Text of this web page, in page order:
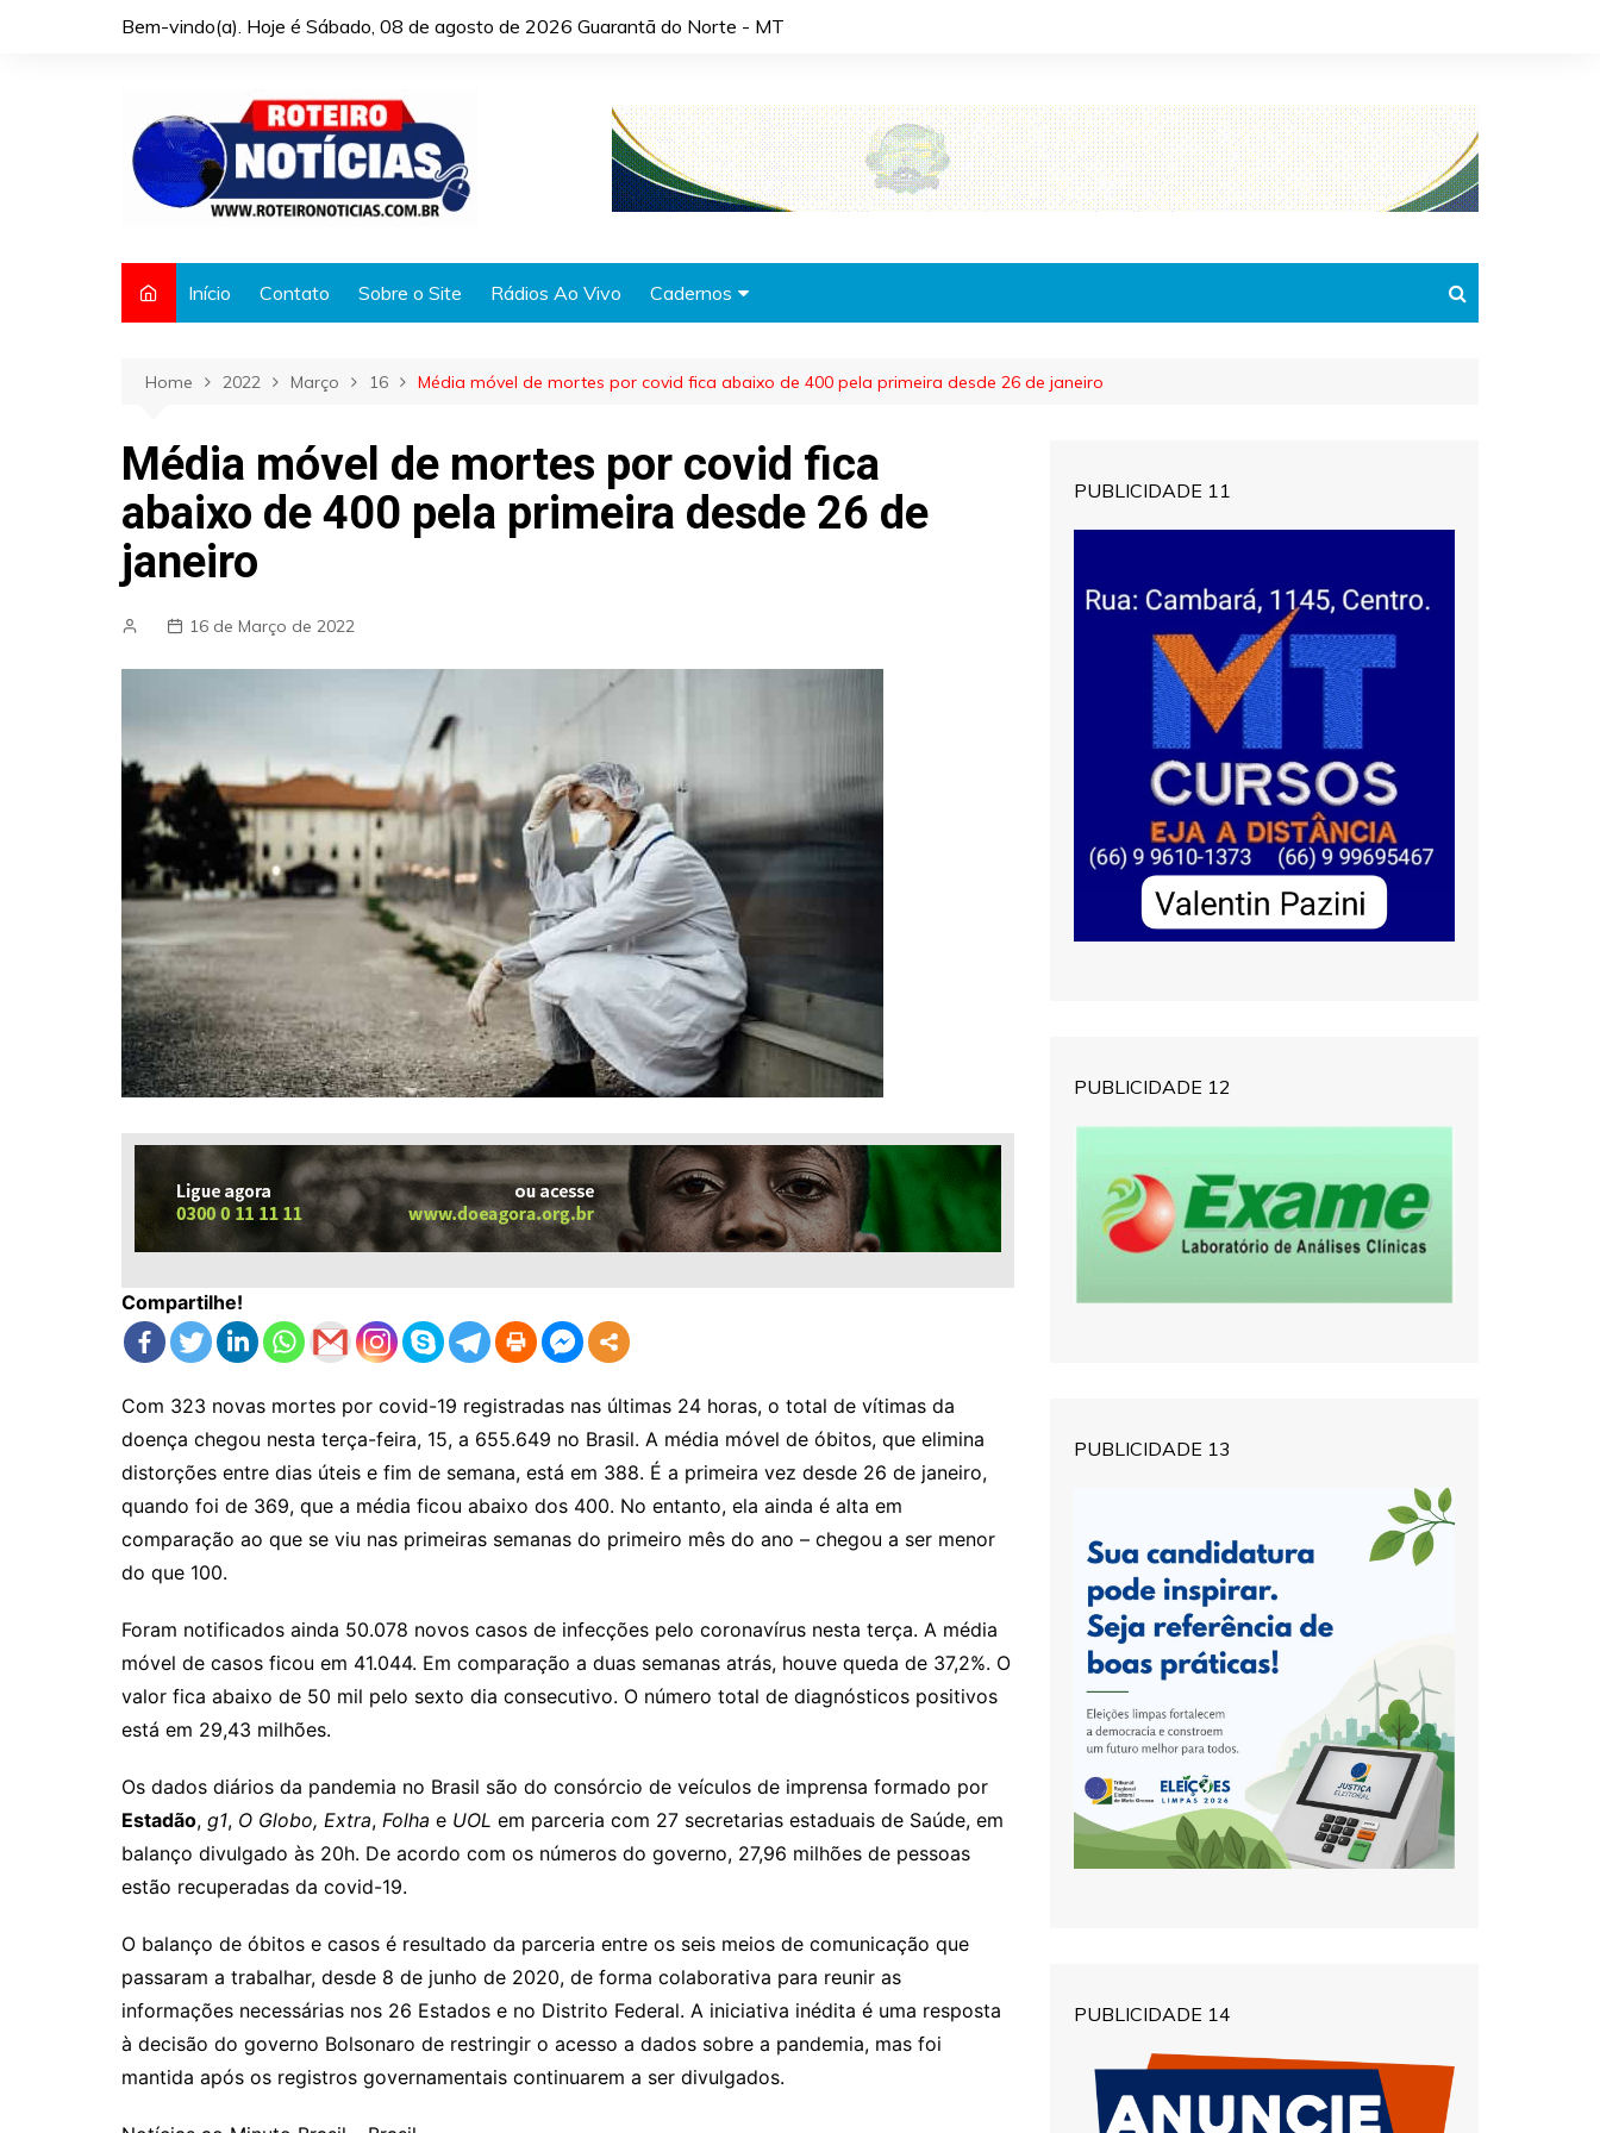
Bem-vindo(a). Hoje é Sábado, 08 de agosto de 2026 Guarantã do Norte - MT
Início Contato Sobre o Site Rádios Ao Vivo Cadernos
Automóveis
Cidades
Cultura
Justiça
Saúde
Home 2022 Março 16 Média móvel de mortes por covid fica abaixo de 400 pela primeira desde 26 de janeiro
Média móvel de mortes por covid fica
abaixo de 400 pela primeira desde 26 de
janeiro
16 de Março de 2022
Compartilhe!
Com 323 novas mortes por covid-19 registradas nas últimas 24 horas, o total de vítimas da
doença chegou nesta terça-feira, 15, a 655.649 no Brasil. A média móvel de óbitos, que elimina
distorções entre dias úteis e fim de semana, está em 388. É a primeira vez desde 26 de janeiro,
quando foi de 369, que a média ficou abaixo dos 400. No entanto, ela ainda é alta em
comparação ao que se viu nas primeiras semanas do primeiro mês do ano – chegou a ser menor
do que 100.
Foram notificados ainda 50.078 novos casos de infecções pelo coronavírus nesta terça. A média
móvel de casos ficou em 41.044. Em comparação a duas semanas atrás, houve queda de 37,2%. O
valor fica abaixo de 50 mil pelo sexto dia consecutivo. O número total de diagnósticos positivos
está em 29,43 milhões.
Os dados diários da pandemia no Brasil são do consórcio de veículos de imprensa formado por
Estadão, g1, O Globo, Extra, Folha e UOL em parceria com 27 secretarias estaduais de Saúde, em
balanço divulgado às 20h. De acordo com os números do governo, 27,96 milhões de pessoas
estão recuperadas da covid-19.
O balanço de óbitos e casos é resultado da parceria entre os seis meios de comunicação que
passaram a trabalhar, desde 8 de junho de 2020, de forma colaborativa para reunir as
informações necessárias nos 26 Estados e no Distrito Federal. A iniciativa inédita é uma resposta
à decisão do governo Bolsonaro de restringir o acesso a dados sobre a pandemia, mas foi
mantida após os registros governamentais continuarem a ser divulgados.
PUBLICIDADE 11
PUBLICIDADE 12
PUBLICIDADE 13
PUBLICIDADE 14